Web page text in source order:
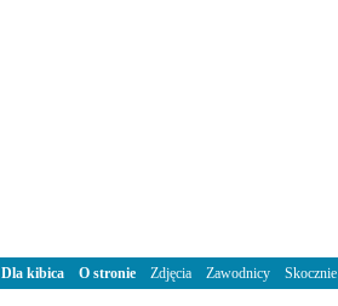
Dla kibica O stronie Zdjęcia Zawodnicy Skocznie